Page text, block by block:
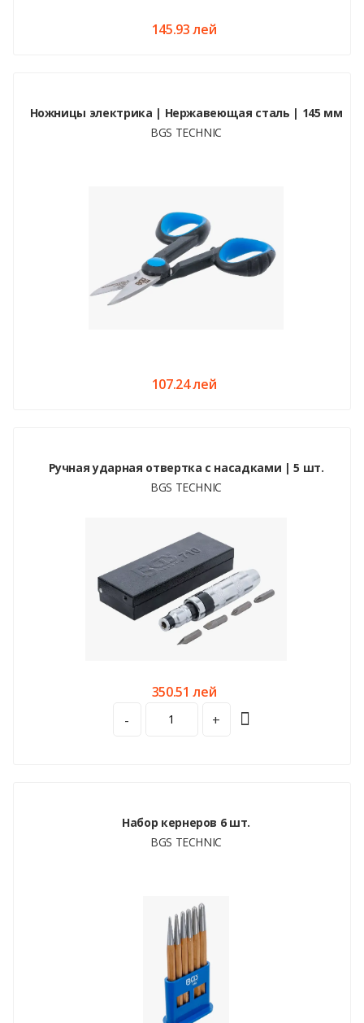
145.93 лей
Ножницы электрика | Нержавеющая сталь | 145 мм
BGS TECHNIC
107.24 лей
Ручная ударная отвертка с насадками | 5 шт.
BGS TECHNIC
350.51 лей
-
+
Набор кернеров 6 шт.
BGS TECHNIC